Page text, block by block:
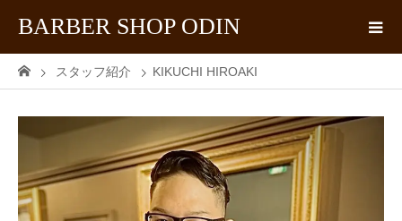
BARBER SHOP ODIN
スタッフ紹介 KIKUCHI HIROAKI